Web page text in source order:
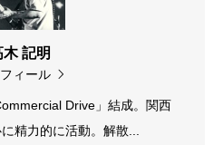
木 記明
ィール
Drive」結成。関西
精力的に活動。解散...